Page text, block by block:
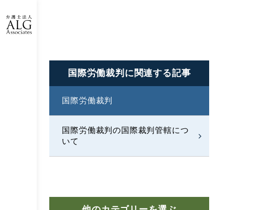
国際労働裁判に 関連する記事
国際労働裁判
国際労働裁判の国際裁判管轄につ
いて